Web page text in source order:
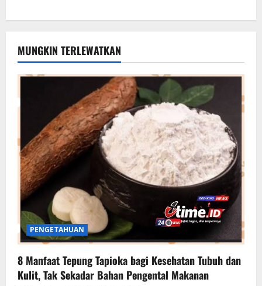
MUNGKIN TERLEWATKAN
PENGETAHUAN
8 Manfaat Tepung Tapioka bagi Kesehatan Tubuh dan
Kulit, Tak Sekadar Bahan Pengental Makanan